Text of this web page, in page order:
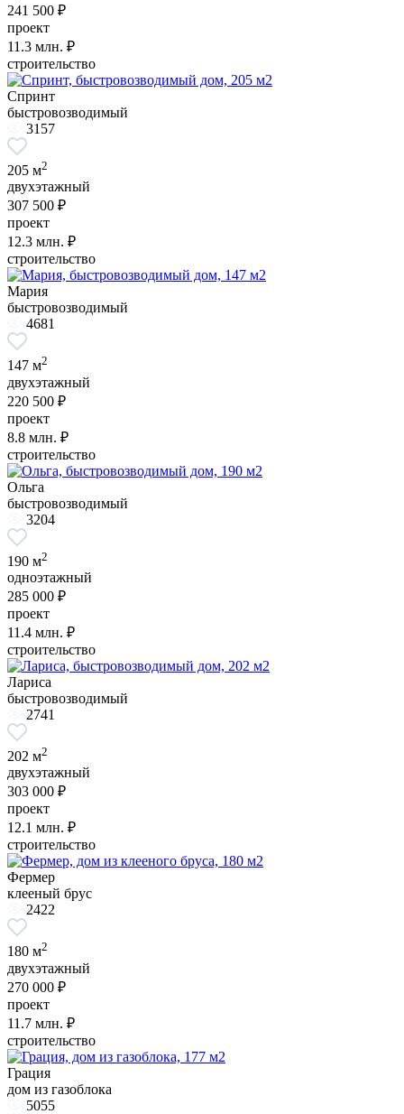
241 500 ₽
проект
11.3 млн. ₽
строительство
Спринт
быстровозводимый
3157
205 м2
двухэтажный
307 500 ₽
проект
12.3 млн. ₽
строительство
Мария
быстровозводимый
4681
147 м2
двухэтажный
220 500 ₽
проект
8.8 млн. ₽
строительство
Ольга
быстровозводимый
3204
190 м2
одноэтажный
285 000 ₽
проект
11.4 млн. ₽
строительство
Лариса
быстровозводимый
2741
202 м2
двухэтажный
303 000 ₽
проект
12.1 млн. ₽
строительство
Фермер
клееный брус
2422
180 м2
двухэтажный
270 000 ₽
проект
11.7 млн. ₽
строительство
Грация
дом из газоблока
5055